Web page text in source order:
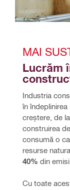
MAI
Lucrăm
Industria
în
creștere, de
construirea
consumă o
40% din
Cu toate